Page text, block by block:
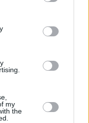
third-party tags to
in below Google
my
the
και
και να φωνάζουν
η 19χρονη
μία έξοδος
η μόνη άλλη